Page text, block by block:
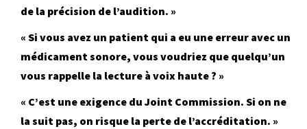
de la précision de l’audition. »
« Si vous avez un patient qui a eu une erreur avec un
médicament sonore, vous voudriez que quelqu’un
vous rappelle la lecture à voix haute ? »
« C’est une exigence du Joint Commission. Si on ne
la suit pas, on risque la perte de l’accréditation. »